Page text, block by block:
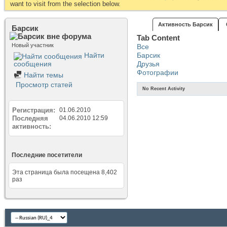
want to visit from the selection below.
Барсик
Новый участник
Найти
сообщения
Найти темы
Просмотр статей
Регистрация 01.06.2010
Последняя
активность
04.06.2010 12:59
Последние посетители
Эта страница была посещена 8,402
раз
Активность Барсик
Tab Content
Все
Барсик
Друзья
Фотографии
No Recent Activity